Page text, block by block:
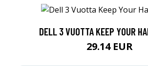
DELL 3 VUOTTA KEEP YOUR
29.14 EUR